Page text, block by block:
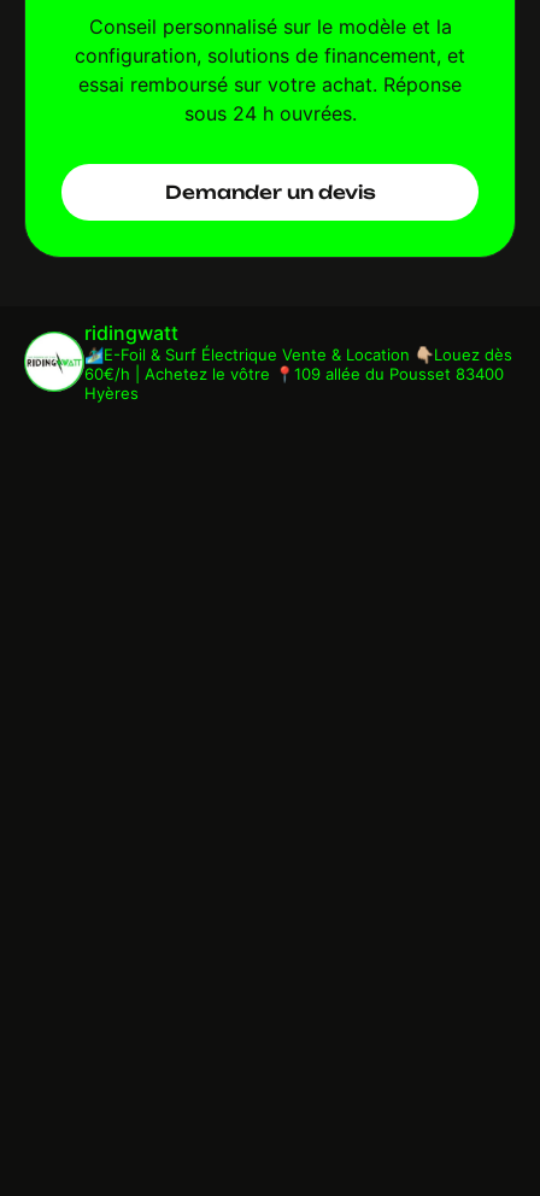
Conseil personnalisé sur le modèle et la
configuration, solutions de financement, et
essai remboursé sur votre achat. Réponse
sous 24 h ouvrées.
Demander un devis
ridingwatt
🏄🏾‍♂️E-Foil & Surf Électrique Vente & Location 👇🏼Louez dès
60€/h | Achetez le vôtre 📍109 allée du Pousset 83400
Hyères